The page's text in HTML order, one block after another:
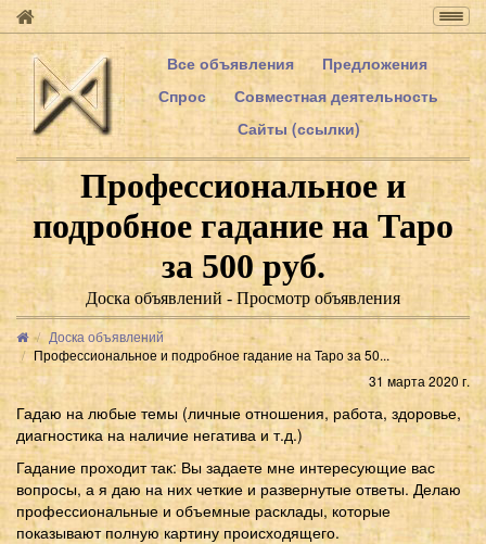
Все объявления
Предложения
Спрос
Совместная деятельность
Сайты (ссылки)
Профессиональное и
подробное гадание на Таро
за 500 руб.
Доска объявлений - Просмотр объявления
Доска объявлений
Профессиональное и подробное гадание на Таро за 50...
31 марта 2020 г.
Гадаю на любые темы (личные отношения, работа, здоровье,
диагностика на наличие негатива и т.д.)
Гадание проходит так: Вы задаете мне интересующие вас
вопросы, а я даю на них четкие и развернутые ответы. Делаю
профессиональные и объемные расклады, которые
показывают полную картину происходящего.